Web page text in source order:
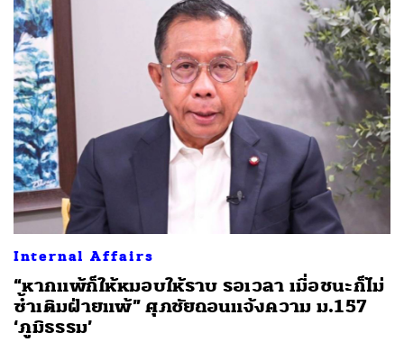
Internal Affairs
“หากแพ้ก็ให้หมอบให้ราบ รอเวลา เมื่อชนะก็ไม่
ซ้ำเติมฝ่ายแพ้” ศุภชัยถอนแจ้งความ ม.157
‘ภูมิธรรม’